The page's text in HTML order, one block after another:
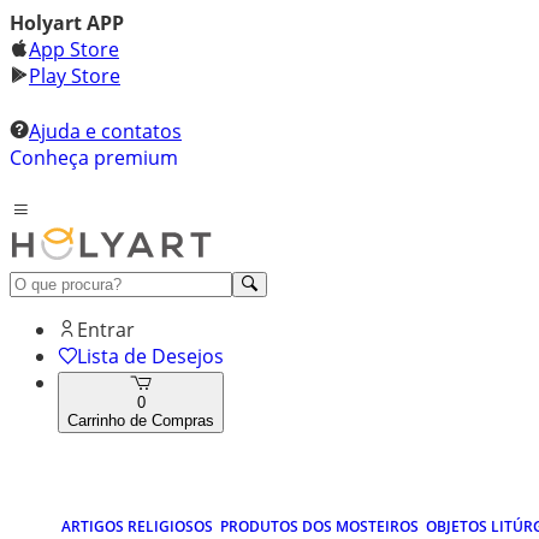
Holyart APP
App Store
Play Store
Ajuda e contatos
Conheça premium
Entrar
Lista de Desejos
0
Carrinho de Compras
ARTIGOS RELIGIOSOS PRODUTOS DOS MOSTEIROS OBJETOS